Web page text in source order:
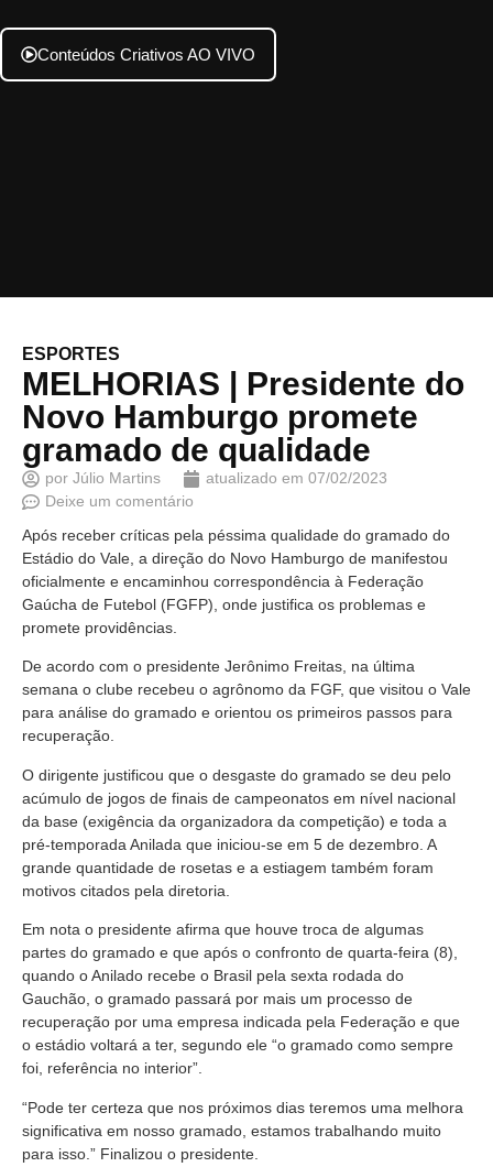
Conteúdos Criativos AO VIVO
ESPORTES
MELHORIAS | Presidente do
Novo Hamburgo promete
gramado de qualidade
por Júlio Martins atualizado em 07/02/2023
Deixe um comentário
Após receber críticas pela péssima qualidade do gramado do
Estádio do Vale, a direção do Novo Hamburgo de manifestou
oficialmente e encaminhou correspondência à Federação
Gaúcha de Futebol (FGFP), onde justifica os problemas e
promete providências.
De acordo com o presidente Jerônimo Freitas, na última
semana o clube recebeu o agrônomo da FGF, que visitou o Vale
para análise do gramado e orientou os primeiros passos para
recuperação.
O dirigente justificou que o desgaste do gramado se deu pelo
acúmulo de jogos de finais de campeonatos em nível nacional
da base (exigência da organizadora da competição) e toda a
pré-temporada Anilada que iniciou-se em 5 de dezembro. A
grande quantidade de rosetas e a estiagem também foram
motivos citados pela diretoria.
Em nota o presidente afirma que houve troca de algumas
partes do gramado e que após o confronto de quarta-feira (8),
quando o Anilado recebe o Brasil pela sexta rodada do
Gauchão, o gramado passará por mais um processo de
recuperação por uma empresa indicada pela Federação e que
o estádio voltará a ter, segundo ele “o gramado como sempre
foi, referência no interior”.
“Pode ter certeza que nos próximos dias teremos uma melhora
significativa em nosso gramado, estamos trabalhando muito
para isso.” Finalizou o presidente.